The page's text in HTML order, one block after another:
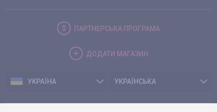
ПАРТНЕРСЬКА ПРОГРАМА
ДОДАТИ МАГАЗИН
УКРАЇНА УКРАЇНСЬКА